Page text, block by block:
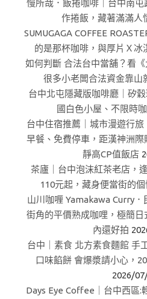
慢所哉．飯捲咖啡｜台中南
作捲飯，藏著滿滿人
SUMUGAGA COFFEE
的是那杯咖啡，與厚片Ｘ冰
如何判斷 合法台中當舖？看
很多小老闆合法資金靠山
台中北屯隱藏版咖啡廳｜矽
國白色小屋、不限時
台中住宿推薦｜城市漫遊行
早餐、免費停車，距漢神洲
靜高CP值飯店
茶廬｜台中泡沫紅茶老店，
110元起，藏身便當街的
山川咖喱 Yamakawa Curry
街角的平價熟成咖哩，極簡
內還好拍
台中｜素食 北方素食麵館 手
口味餡餅 會爆漿請小心，
2026/
Days Eye Coffee｜台中西區: